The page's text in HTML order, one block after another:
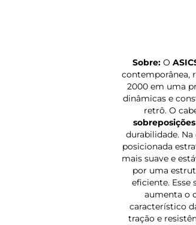
Sobre: O
contemporânea,
2000 em uma
dinâmicas e
retrô. O
durabilidade.
posicionada
mais suave e
por uma
eficiente.
aumenta o
característico
tração e